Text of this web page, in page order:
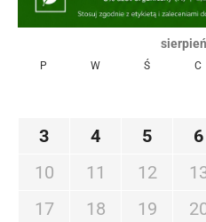
P W Ś C
3
4 5 6
10
11 12
17
18 19